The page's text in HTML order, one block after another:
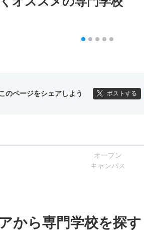
のページをシェアしよう ポストする
オープン
キャンパス
から専門学校を探す